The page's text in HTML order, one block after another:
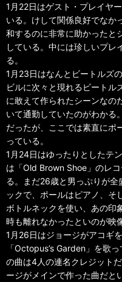
1月22日はゲスト・プレイヤ
いる。けして関係良好でなか
和するのに非常に助かったと
している。中には珍しいプレ
る。
1月23日はなんとビートルズ
ビルに次々と現れるビートル
に敢えて作られたシーンなの
いて通勤していたのがわかる
だったが、ここでは素直にポ
っている。
1月24日はゆったりとしたテ
は「Old Brown Shoe」のレ
る。まだ26歳と男っぷりが
ックで、ポールはピアノ、そ
ボトルネックを使い、あの印
時も離れなかったといのが映
1月26日はジョージがアコギ
「Octopus’s Garden」を歌
の曲は4人の連名クレジット
ージがメインで作った曲だと